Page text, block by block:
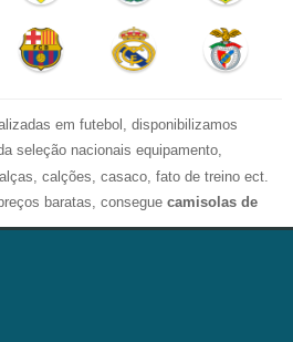
em futebol, disponibilizamos
seleção nacionais equipamento,
calções, casaco, fato de treino ect.
baratas, consegue camisolas de
ir ao encontro das tuas
de futebol com alta qualidade para os